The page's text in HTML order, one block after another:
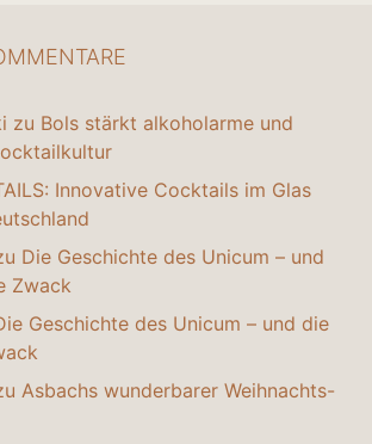
zu Bols stärkt alkoholarme und
Innovative Cocktails im Glas
Die Geschichte des Unicum – und
Zwack
Geschichte des Unicum – und die
Asbachs wunderbarer Weihnachts-